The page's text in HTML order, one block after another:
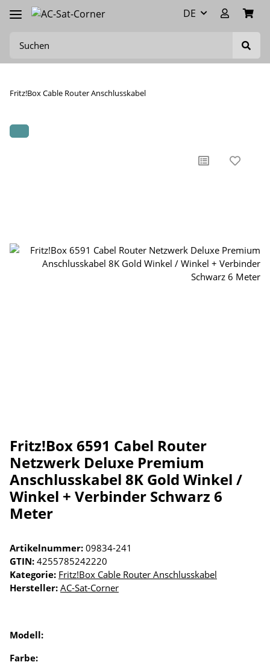
DE
Fritz!Box Cable Router Anschlusskabel
Fritz!Box 6591 Cabel Router
Netzwerk Deluxe Premium
Anschlusskabel 8K Gold Winkel /
Winkel + Verbinder Schwarz 6
Meter
Artikelnummer: 09834-241
GTIN: 4255785242220
Kategorie: Fritz!Box Cable Router Anschlusskabel
Hersteller: AC-Sat-Corner
Modell:
Farbe: